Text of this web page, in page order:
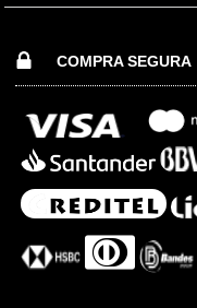
COMPRA SEGURA